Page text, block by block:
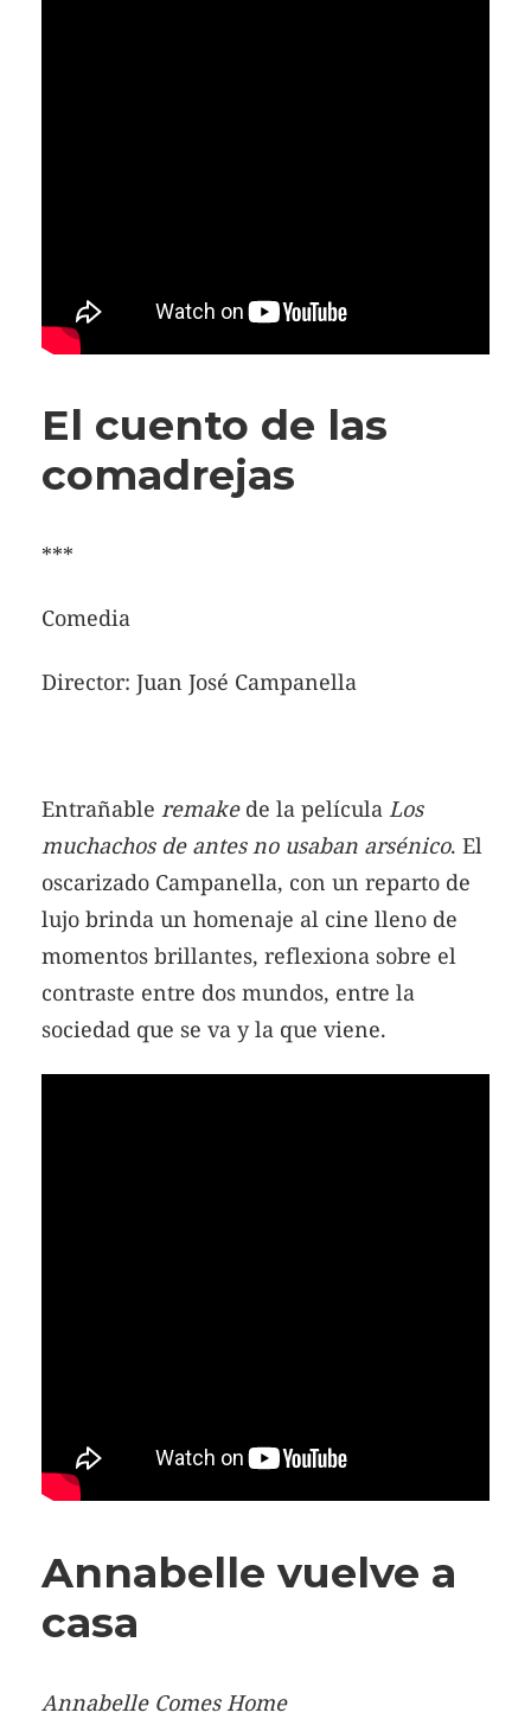
El cuento de las
comadrejas
***
Comedia
Director: Juan José Campanella
Entrañable remakede la película Los
muchachos de antes no usaban arsénico. El
oscarizado Campanella, con un reparto de
lujo brinda un homenaje al cine lleno de
momentos brillantes, reflexiona sobre el
contraste entre dos mundos, entre la
sociedad que se va y la que viene.
Annabelle vuelve a
casa
Annabelle Comes Home